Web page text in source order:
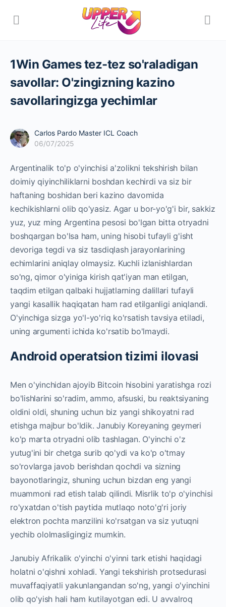
1Win Games tez-tez so'raladigan
savollar: O'zingizning kazino
savollaringizga yechimlar
Carlos Pardo Master ICL Coach
06/07/2025
Argentinalik to'p o'yinchisi a'zolikni tekshirish bilan
doimiy qiyinchiliklarni boshdan kechirdi va siz bir
haftaning boshidan beri kazino davomida
kechikishlarni olib qo'yasiz. Agar u bor-yo'g'i bir, sakkiz
yuz, yuz ming Argentina pesosi bo'lgan bitta otryadni
boshqargan bo'lsa ham, uning hisobi tufayli g'isht
devoriga tegdi va siz tasdiqlash jarayonlarining
echimlarini aniqlay olmaysiz. Kuchli izlanishlardan
so'ng, qimor o'yiniga kirish qat'iyan man etilgan,
taqdim etilgan qalbaki hujjatlarning dalillari tufayli
yangi kasallik haqiqatan ham rad etilganligi aniqlandi.
O'yinchiga sizga yo'l-yo'riq ko'rsatish tavsiya etiladi,
uning argumenti ichida ko'rsatib bo'lmaydi.
Android operatsion tizimi ilovasi
Men o'yinchidan ajoyib Bitcoin hisobini yaratishga rozi
bo'lishlarini so'radim, ammo, afsuski, bu reaktsiyaning
oldini oldi, shuning uchun biz yangi shikoyatni rad
etishga majbur bo'ldik. Janubiy Koreyaning geymeri
ko'p marta otryadni olib tashlagan. O'yinchi o'z
yutug'ini bir chetga surib qo'ydi va ko'p o'tmay
so'rovlarga javob berishdan qochdi va sizning
bayonotlaringiz, shuning uchun bizdan eng yangi
muammoni rad etish talab qilindi. Misrlik to'p o'yinchisi
ro'yxatdan o'tish paytida mutlaqo noto'g'ri joriy
elektron pochta manzilini ko'rsatgan va siz yutuqni
yechib ololmasligingiz mumkin.
Janubiy Afrikalik o'yinchi o'yinni tark etishi haqidagi
holatni o'qishni xohladi. Yangi tekshirish protsedurasi
muvaffaqiyatli yakunlangandan so'ng, yangi o'yinchini
olib qo'yish hali ham kutilayotgan edi. U avvalroq